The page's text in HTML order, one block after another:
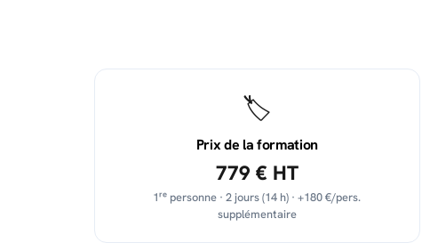
🏷️
Prix de la formation
779 € HT
1ʳᵉ personne · 2 jours (14 h) · +180 €/pers.
supplémentaire